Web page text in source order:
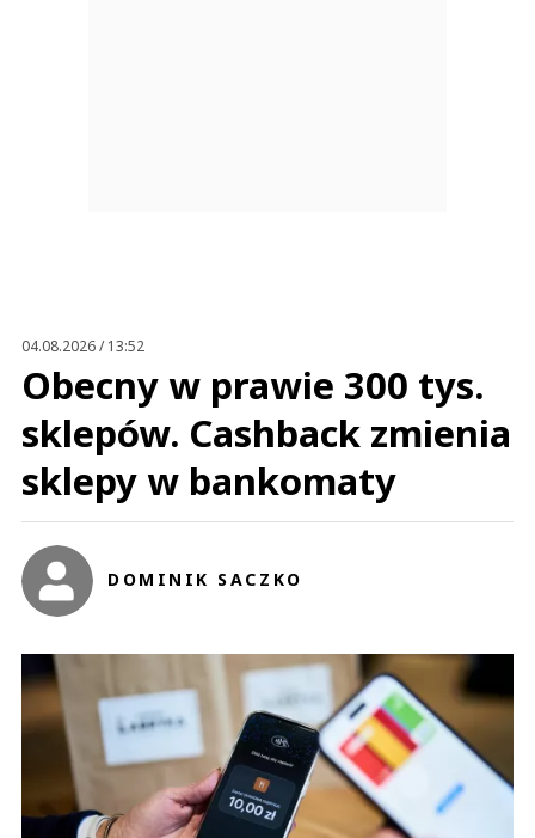
04.08.2026 / 13:52
Obecny w prawie 300 tys.
sklepów. Cashback zmienia
sklepy w bankomaty
DOMINIK SACZKO